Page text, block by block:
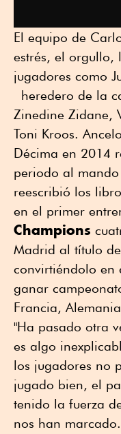
El equipo de
estrés, el orgullo,
jugadores como
heredero de la
Zinedine Zidane,
Toni Kroos.
Décima en 2014
periodo al
reescribió los
en el primer
Champions
Madrid al título
convirtiéndolo en
ganar
Francia,
"Ha pasado otra
es algo
los jugadores no
jugado bien, el
tenido la fuerza
nos han